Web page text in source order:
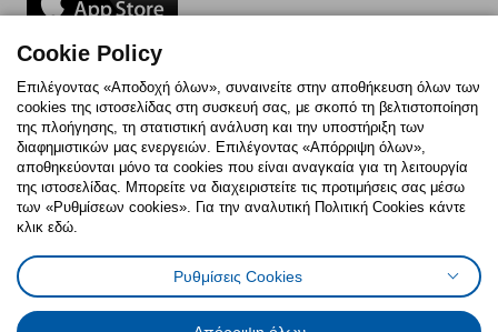
Follow us:
FacebookInstagram
TikTokYoutubePinterestTwitter
Πολιτική CookiesΔήλωση ψηφιακής προσβασιμότητας
Ρυθμίσεις cookiesΌροι Χρήσης
Γενική Πολιτική Προσωπικών Δεδομένων
Πολιτική Προσωπικών Δεδομένων για ΙΚΕΑ.gr
Cookie Policy
Επιλέγοντας «Αποδοχή όλων», συναινείτε στην αποθήκευση όλων των
cookies της ιστοσελίδας στη συσκευή σας, με σκοπό τη βελτιστοποίηση
της πλοήγησης, τη στατιστική ανάλυση και την υποστήριξη των
διαφημιστικών μας ενεργειών. Επιλέγοντας «Απόρριψη όλων»,
αποθηκεύονται μόνο τα cookies που είναι αναγκαία για τη λειτουργία
της ιστοσελίδας. Μπορείτε να διαχειριστείτε τις προτιμήσεις σας μέσω
των «Ρυθμίσεων cookies». Για την αναλυτική Πολιτική Cookies κάντε
κλικ εδώ.
Ρυθμίσεις Cookies